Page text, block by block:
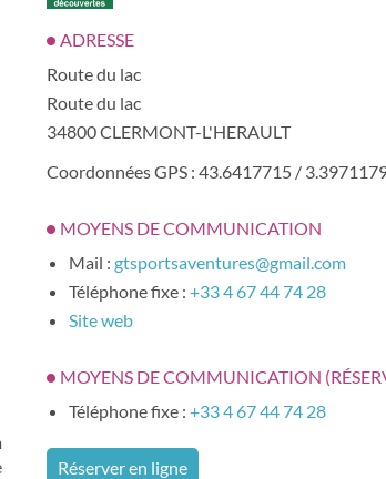
ADRESSE
Route du lac
Route du lac
34800 CLERMONT-L'HERAULT
Coordonnées GPS : 43.6417715 /
MOYENS DE COMMUNICATION
Mail : gtsportsaventures@gmail.com
Téléphone fixe : +33 4 67 44 74 28
Site web
MOYENS DE COMMUNICATION
Téléphone fixe : +33 4 67 44 74 28
Réserver en ligne